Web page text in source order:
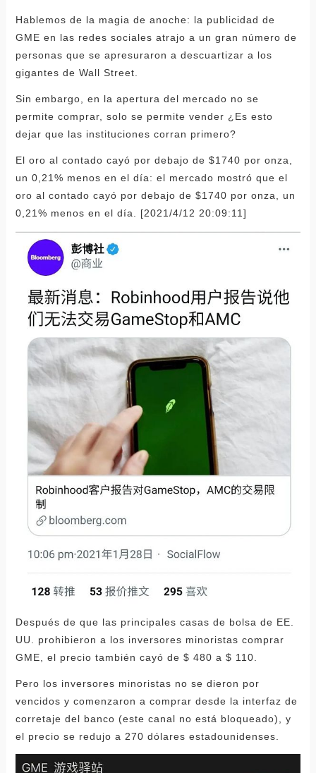
Hablemos de la magia de anoche: la publicidad de
GME en las redes sociales atrajo a un gran número de
personas que se apresuraron a descuartizar a los
gigantes de Wall Street.
Sin embargo, en la apertura del mercado no se
permite comprar, solo se permite vender ¿Es esto
dejar que las instituciones corran primero?
El oro al contado cayó por debajo de $1740 por onza,
un 0,21% menos en el día: el mercado mostró que el
oro al contado cayó por debajo de $1740 por onza, un
0,21% menos en el día. [2021/4/12 20:09:11]
Después de que las principales casas de bolsa de EE.
UU. prohibieron a los inversores minoristas comprar
GME, el precio también cayó de $ 480 a $ 110.
Pero los inversores minoristas no se dieron por
vencidos y comenzaron a comprar desde la interfaz de
corretaje del banco (este canal no está bloqueado), y
el precio se redujo a 270 dólares estadounidenses.